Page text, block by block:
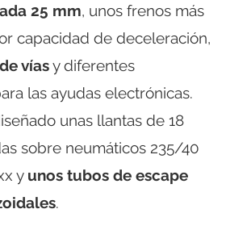
25 mm, unos frenos más
capacidad de deceleración,
víasy diferentes
las ayudas electrónicas.
unas llantas de 18
sobre neumáticos 235/40
y unos tubos de escape
.